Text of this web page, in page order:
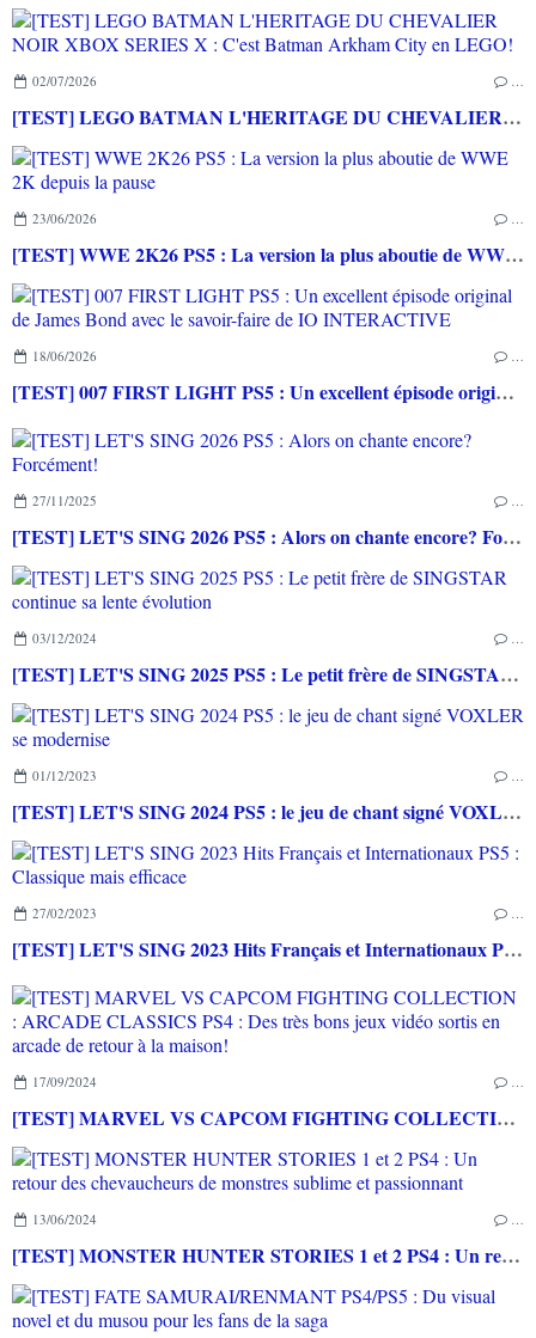
02/07/2026 …
[TEST] LEGO BATMAN L'HERITAGE DU CHEVALIER NOIR XBOX SERIES X : C'est Batman Arkham City en LEGO!
23/06/2026 …
[TEST] WWE 2K26 PS5 : La version la plus aboutie de WWE 2K depuis la pause
18/06/2026 …
[TEST] 007 FIRST LIGHT PS5 : Un excellent épisode original de James Bond avec le savoir-faire de IO INTERACTIVE
27/11/2025 …
[TEST] LET'S SING 2026 PS5 : Alors on chante encore? Forcément!
03/12/2024 …
[TEST] LET'S SING 2025 PS5 : Le petit frère de SINGSTAR continue sa lente évolution
01/12/2023 …
[TEST] LET'S SING 2024 PS5 : le jeu de chant signé VOXLER se modernise
27/02/2023 …
[TEST] LET'S SING 2023 Hits Français et Internationaux PS5 : Classique mais efficace
17/09/2024 …
[TEST] MARVEL VS CAPCOM FIGHTING COLLECTION : ARCADE CLASSICS PS4 : Des très bons jeux vidéo sortis en arcade de retour à la maison!
13/06/2024 …
[TEST] MONSTER HUNTER STORIES 1 et 2 PS4 : Un retour des chevaucheurs de monstres sublime et passionnant